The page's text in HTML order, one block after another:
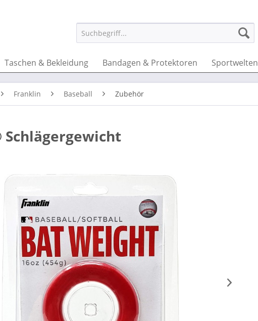
Taschen & Bekleidung Bandagen & Protektoren Sportwelten
Franklin Baseball Zubehör